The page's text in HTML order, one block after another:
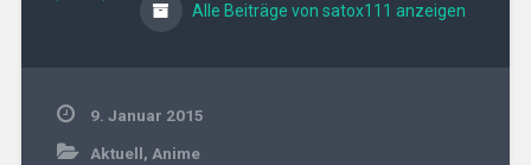
Alle Beiträge von satox111 anzeigen
9. Januar 2015
Aktuell, Anime